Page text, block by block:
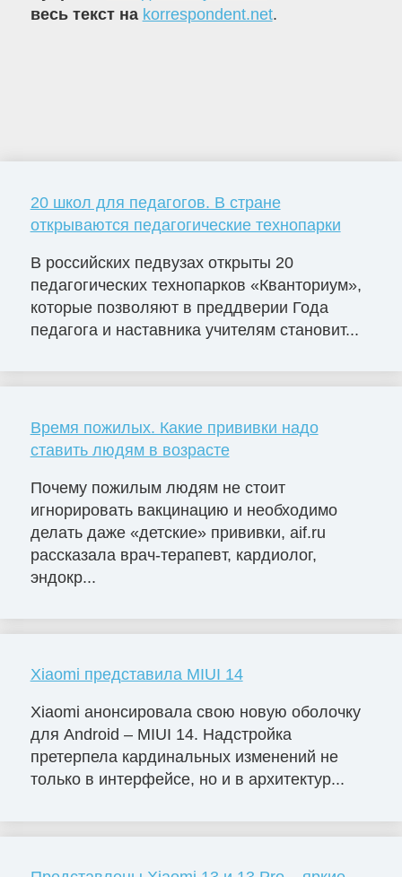
весь текст на korrespondent.net.
20 школ для педагогов. В стране
открываются педагогические технопарки
В российских педвузах открыты 20
педагогических технопарков «Кванториум»,
которые позволяют в преддверии Года
педагога и наставника учителям становит...
Время пожилых. Какие прививки надо
ставить людям в возрасте
Почему пожилым людям не стоит
игнорировать вакцинацию и необходимо
делать даже «детские» прививки, aif.ru
рассказала врач-терапевт, кардиолог,
эндокр...
Xiaomi представила MIUI 14
Xiaomi анонсировала свою новую оболочку
для Android – MIUI 14. Надстройка
претерпела кардинальных изменений не
только в интерфейсе, но и в архитектур...